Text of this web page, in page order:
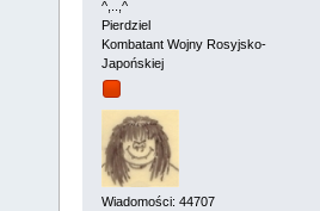
^,..,^
Pierdziel
Kombatant Wojny Rosyjsko-
Japońskiej
Wiadomości: 44707